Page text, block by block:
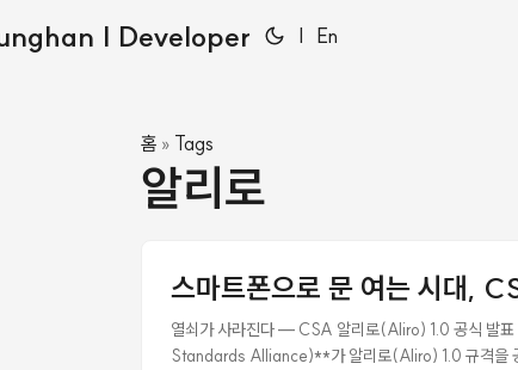
| Developer | En
홈 » Tags
알리로
스마트폰으로 문 여는 시대,
열쇠가 사라진다 — CSA 알리로(Aliro) 1.0 공식
Standards Alliance)**가 알리로(Aliro) 1.0 규격을